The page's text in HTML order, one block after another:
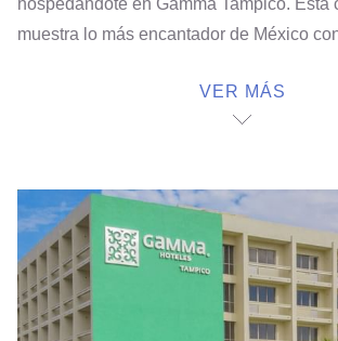
hospedándote en Gamma Tampico. Esta
muestra lo más encantador de México
Nuestro hotel en Tampico es calidez con
espacios mexicanos que resaltan la
Alojarte en Gamma Tampico te permitirá
el destino, ya que estamos ubicados en
la Zona Dorada de Tampico, cerca del
Aquí comienza la experiencia de tu viaje,
VER MÁS